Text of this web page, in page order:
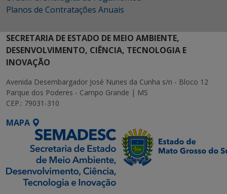
Planos de Contratações Anuais
SECRETARIA DE ESTADO DE MEIO AMBIENTE,
DESENVOLVIMENTO, CIÊNCIA, TECNOLOGIA E
INOVAÇÃO
Avenida Desembargador José Nunes da Cunha s/n - Bloco 12
Parque dos Poderes - Campo Grande | MS
CEP.: 79031-310
MAPA